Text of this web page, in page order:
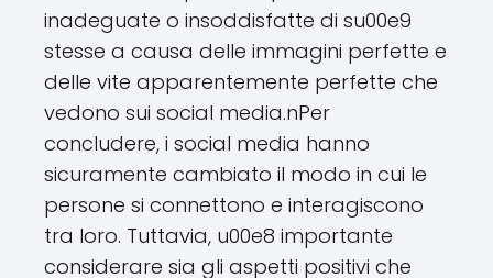
inadeguate o insoddisfatte di su00e9
stesse a causa delle immagini perfette e
delle vite apparentemente perfette che
vedono sui social media.nPer
concludere, i social media hanno
sicuramente cambiato il modo in cui le
persone si connettono e interagiscono
tra loro. Tuttavia, u00e8 importante
considerare sia gli aspetti positivi che